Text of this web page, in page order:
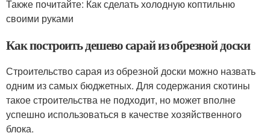
Также почитайте: Как сделать холодную коптильню
своими руками
Как построить дешево сарай из обрезной доски
Строительство сарая из обрезной доски можно назвать
одним из самых бюджетных. Для содержания скотины
такое строительства не подходит, но может вполне
успешно использоваться в качестве хозяйственного
блока.